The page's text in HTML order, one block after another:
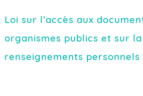
Loi sur l’accès aux
organismes publics et sur
renseignements personnels